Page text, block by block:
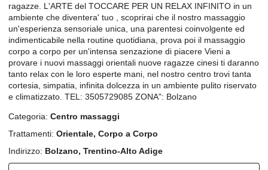
ragazze. L'ARTE del TOCCARE PER UN RELAX INFINITO in un
ambiente che diventera' tuo , scoprirai che il nostro massaggio
un'esperienza sensoriale unica, una parentesi coinvolgente ed
indimenticabile nella routine quotidiana, prova poi il massaggio
corpo a corpo per un'intensa senzazione di piacere Vieni a
provare i nuovi massaggi orientali nuove ragazze cinesi ti daranno
tanto relax con le loro esperte mani, nel nostro centro trovi tanta
cortesia, simpatia, infinita dolcezza in un ambiente pulito riservato
e climatizzato. TEL: 3505729085 ZONA": Bolzano
Categoria: Centro massaggi
Trattamenti: Orientale, Corpo a Corpo
Indirizzo: Bolzano, Trentino-Alto Adige